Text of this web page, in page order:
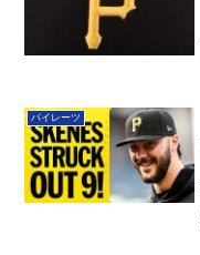
パイレーツ